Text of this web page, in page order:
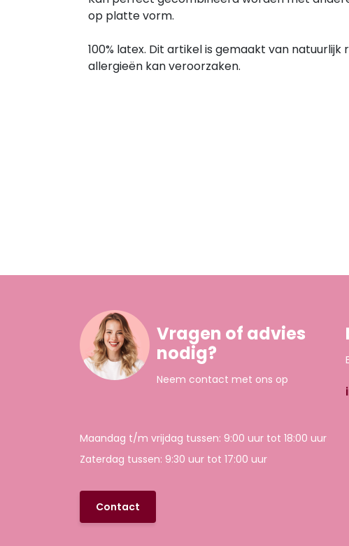
op platte vorm.
100% latex. Dit artikel is gemaakt van
allergieën kan veroorzaken.
Vragen of advies
nodig?
Neem contact met ons op
Maandag t/m vrijdag tussen: 9:00 uur tot 18:00 uur
Zaterdag tussen: 9:30 uur tot 17:00 uur
Contact